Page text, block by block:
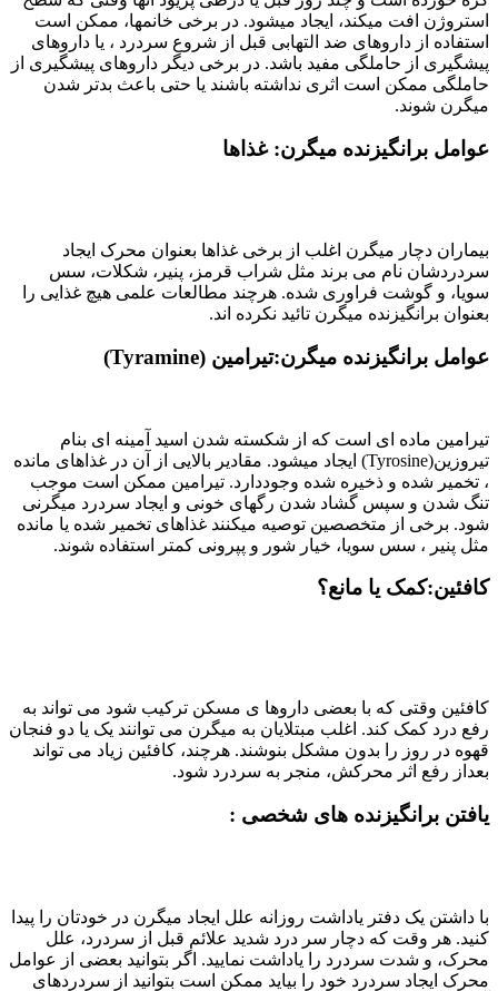
استروژن افت میکند، ایجاد میشود. در برخی خانمها، ممکن است
استفاده از داروهای ضد التهابی قبل از شروع سردرد ، یا داروهای
پیشگیری از حاملگی مفید باشد. در برخی دیگر داروهای پیشگیری از
حاملگی ممکن است اثری نداشته باشند یا حتی باعث بدتر شدن
میگرن شوند.
عوامل برانگیزنده میگرن: غذاها
بیماران دچار میگرن اغلب از برخی غذاها بعنوان محرک ایجاد
سردردشان نام می برند مثل شراب قرمز، پنیر، شکلات، سس
سویا، و گوشت فراوری شده. هرچند مطالعات علمی هیچ غذایی را
بعنوان برانگیزنده میگرن تائید نکرده اند.
عوامل برانگیزنده میگرن:تیرامین (Tyramine
)
تیرامین ماده ای است که از شکسته شدن اسید آمینه ای بنام
تیروزین(Tyrosine) ایجاد میشود. مقادیر بالایی از آن در غذاهای مانده
، تخمیر شده و ذخیره شده وجوددارد. تیرامین ممکن است موجب
تنگ شدن و سپس گشاد شدن رگهای خونی و ایجاد سردرد میگرنی
شود. برخی از متخصصین توصیه میکنند غذاهای تخمیر شده یا مانده
مثل پنیر ، سس سویا، خیار شور و پپرونی کمتر استفاده شوند.
کافئین:کمک یا مانع؟
کافئین وقتی که با بعضی داروها ی مسکن ترکیب شود می تواند به
رفع درد کمک کند. اغلب مبتلایان به میگرن می توانند یک یا دو فنجان
قهوه در روز را بدون مشکل بنوشند. هرچند، کافئین زیاد می تواند
بعداز رفع اثر محرکش، منجر به سردرد شود.
یافتن برانگیزنده های شخصی :
با داشتن یک دفتر یاداشت روزانه علل ایجاد میگرن در خودتان را پیدا
کنید. هر وقت که دچار سر درد شدید علائم قبل از سردرد، علل
محرک، و شدت سردرد را یاداشت نمایید. اگر بتوانید بعضی از عوامل
محرک ایجاد سردرد خود را بیاید ممکن است بتوانید از سردردهای